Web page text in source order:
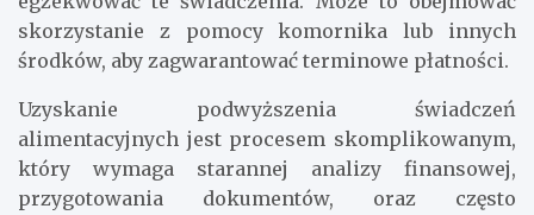
skorzystanie z pomocy komornika lub innych
środków, aby zagwarantować terminowe płatności.
Uzyskanie podwyższenia świadczeń
alimentacyjnych jest procesem skomplikowanym,
który wymaga starannej analizy finansowej,
przygotowania dokumentów, oraz często